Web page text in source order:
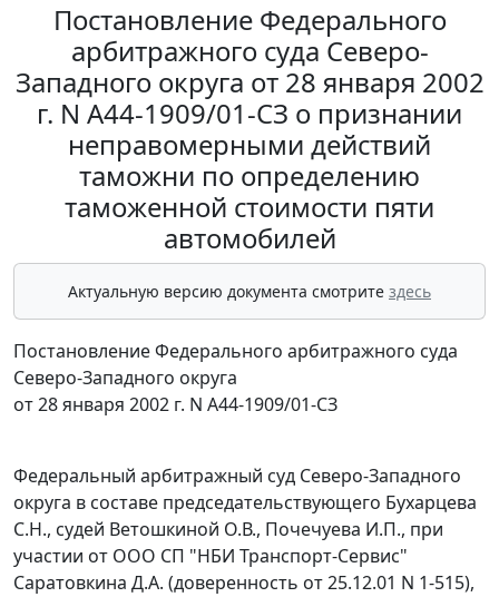
Постановление Федерального
арбитражного суда Северо-
Западного округа от 28 января 2002
г. N А44-1909/01-СЗ о признании
неправомерными действий
таможни по определению
таможенной стоимости пяти
автомобилей
Актуальную версию документа смотрите здесь
Постановление Федерального арбитражного суда
Северо-Западного округа
от 28 января 2002 г. N А44-1909/01-СЗ
Федеральный арбитражный суд Северо-Западного
округа в составе председательствующего Бухарцева
С.Н., судей Ветошкиной О.В., Почечуева И.П., при
участии от ООО СП "НБИ Транспорт-Сервис"
Саратовкина Д.А. (доверенность от 25.12.01 N 1-515),